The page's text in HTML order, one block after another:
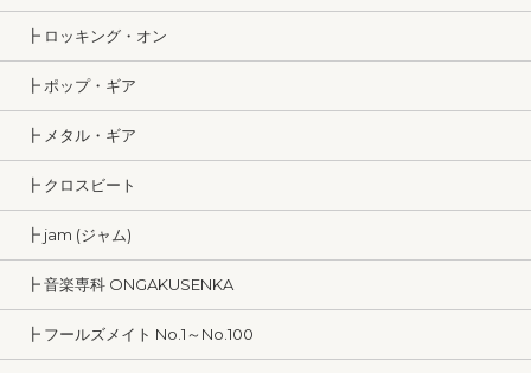
┣ ロッキング・オン
┣ ポップ・ギア
┣ メタル・ギア
┣ クロスビート
┣ jam (ジャム)
┣ 音楽専科 ONGAKUSENKA
┣ フールズメイト No.1～No.100